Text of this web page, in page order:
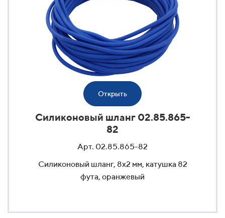
Открыть
Силиконовый шланг 02.85.865-
82
Арт. 02.85.865-82
Силиконовый шланг, 8x2 мм, катушка 82
фута, оранжевый